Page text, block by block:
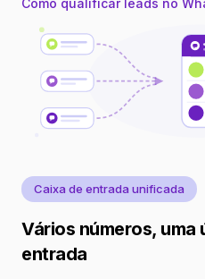
Como qualificar leads no
Caixa de entrada unificada
Vários números, uma
entrada